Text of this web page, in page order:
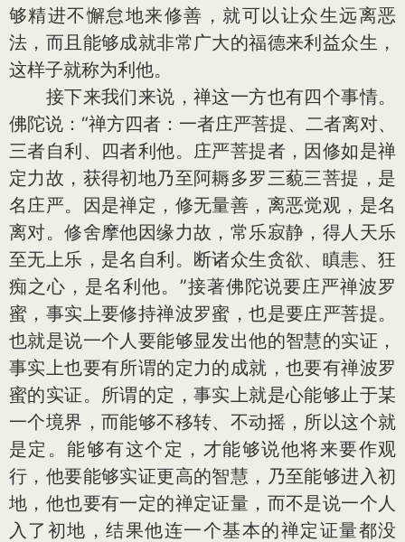
够精进不懈怠地来修善，就可以让众生远离恶
法，而且能够成就非常广大的福德来利益众生，
这样子就称为利他。
接下来我们来说，禅这一方也有四个事情。
佛陀说：“禅方四者：一者庄严菩提、二者离对、
三者自利、四者利他。庄严菩提者，因修如是禅
定力故，获得初地乃至阿耨多罗三藐三菩提，是
名庄严。因是禅定，修无量善，离恶觉观，是名
离对。修舍摩他因缘力故，常乐寂静，得人天乐
至无上乐，是名自利。断诸众生贪欲、瞋恚、狂
痴之心，是名利他。”接著佛陀说要庄严禅波罗
蜜，事实上要修持禅波罗蜜，也是要庄严菩提。
也就是说一个人要能够显发出他的智慧的实证，
事实上也要有所谓的定力的成就，也要有禅波罗
蜜的实证。所谓的定，事实上就是心能够止于某
一个境界，而能够不移转、不动摇，所以这个就
是定。能够有这个定，才能够说他将来要作观
行，他要能够实证更高的智慧，乃至能够进入初
地，他也要有一定的禅定证量，而不是说一个人
入了初地，结果他连一个基本的禅定证量都没